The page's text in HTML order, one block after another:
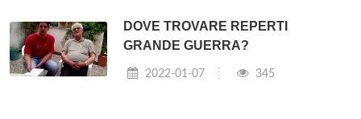
DOVE TROVARE REPERTI
GRANDE GUERRA?
2022-01-07 345